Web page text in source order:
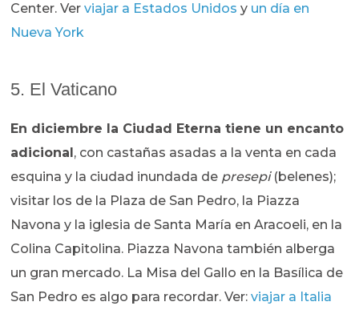
Center. Verviajar a Estados Unidos y un día en
Nueva York
5. El Vaticano
En diciembre la Ciudad Eterna tiene un encanto
adicional, con castañas asadas a la venta en cada
esquina y la ciudad inundada de presepi(belenes);
visitar los de la Plaza de San Pedro, la Piazza
Navona y la iglesia de Santa María en Aracoeli, en la
Colina Capitolina. Piazza Navona también alberga
un gran mercado. La Misa del Gallo en la Basílica de
San Pedro es algo para recordar. Ver:viajar a Italia